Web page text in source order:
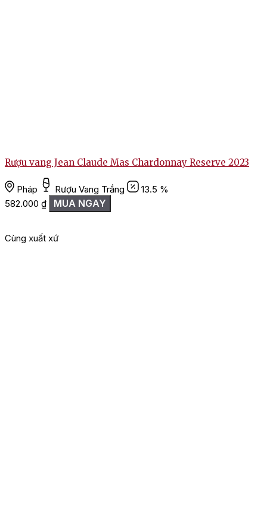
Rượu vang Jean Claude Mas Chardonnay Reserve 2023
Pháp Rượu Vang Trắng
13.5 %
582.000 ₫ MUA NGAY
Cùng xuất xứ